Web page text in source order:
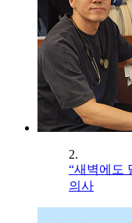
2.
“새벽에도
의사